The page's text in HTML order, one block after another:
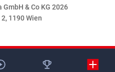
& Co KG 2026
1190 Wien